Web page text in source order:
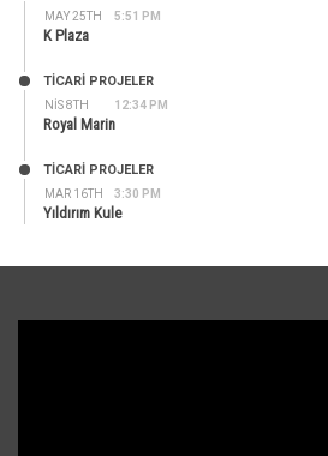
MAY 25TH 5:51 PM
K Plaza
NIS 8TH 12:34 PM
TİCARİ PROJELER
Royal Marin
MAR 16TH 3:30 PM
TİCARİ PROJELER
Yıldırım Kule